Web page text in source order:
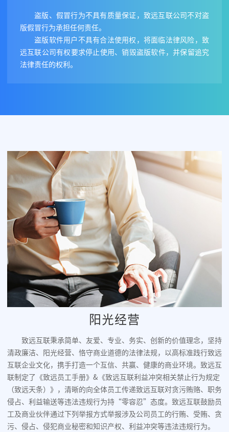
盗版、假冒行为不具有质量保证，致远互联公司不对盗
版假冒行为承担任何责任。
盗版软件用户不具有合法使用权，将面临法律风险，致
远互联公司有权要求停止使用、销毁盗版软件，并保留追究
法律责任的权利。
阳光经营
致远互联秉承简单、友爱、专业、务实、创新的价值理念，坚持
清政廉洁、阳光经营、恪守商业道德的法律法规，以高标准践行致远
互联企业文化，携手打造一个互信、共赢、健康的商业环境。致远互
联制定了《致远员工手册》&《致远互联利益冲突相关禁止行为规定
（致远天条）》，清晰的向全体员工传递致远互联对贪污贿赂、职务
侵占、利益输送等违法违规行为持“零容忍”态度。致远互联鼓励员
工及商业伙伴通过下列举报方式举报涉及公司员工的行贿、受贿、贪
污、侵占、侵犯商业秘密和知识产权、利益冲突等违法违规行为。